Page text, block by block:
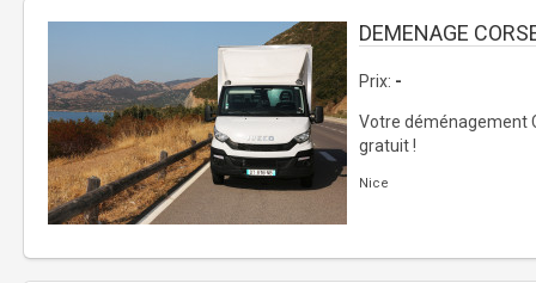
DEMENAGE
Prix: -
Votre déménagement
gratuit !
Nice